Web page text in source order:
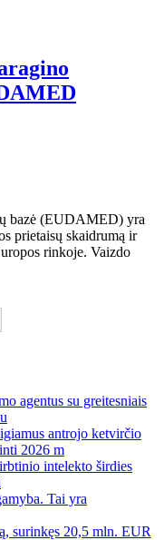
bazė (EUDAMED) yra
prietaisų skaidrumą ir
rinkoje. Vaizdo
agentus su greitesniais
antrojo ketvirčio
2026 m
intelekto širdies
Tai yra
surinkęs 20,5 mln. EUR